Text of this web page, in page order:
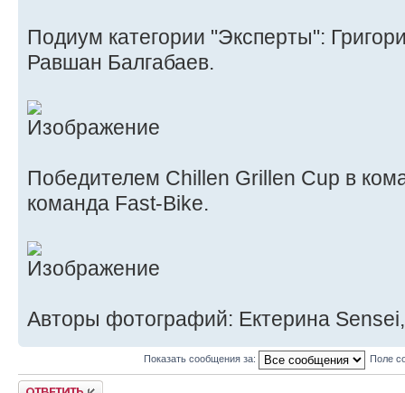
Подиум категории "Эксперты":
Равшан Балгабаев.
Победителем Chillen Grillen Cup в
команда Fast-Bike.
Авторы фотографий: Ектерина
Показать сообщения за: Поле
Ответить